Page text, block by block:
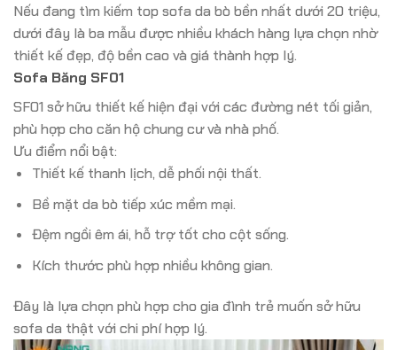
Nếu đang tìm kiếm top sofa da bò bền nhất dưới 20 triệu,
dưới đây là ba mẫu được nhiều khách hàng lựa chọn nhờ
thiết kế đẹp, độ bền cao và giá thành hợp lý.
Sofa Băng SF01
SF01 sở hữu thiết kế hiện đại với các đường nét tối giản,
phù hợp cho căn hộ chung cư và nhà phố.
Ưu điểm nổi bật:
Thiết kế thanh lịch, dễ phối nội thất.
Bề mặt da bò tiếp xúc mềm mại.
Đệm ngồi êm ái, hỗ trợ tốt cho cột sống.
Kích thước phù hợp nhiều không gian.
Đây là lựa chọn phù hợp cho gia đình trẻ muốn sở hữu
sofa da thật với chi phí hợp lý.